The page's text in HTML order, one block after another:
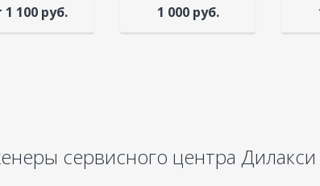
1 100 руб. 1 000 руб.
сервисного центра Дилакси